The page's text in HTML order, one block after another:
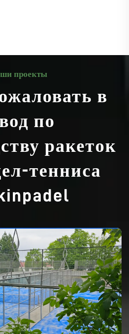
проекты
в
по
ракеток
тенниса